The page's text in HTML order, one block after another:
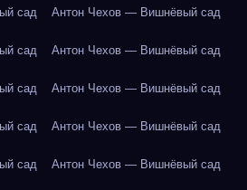
сад Антон Чехов — Вишнёвый сад
сад Антон Чехов — Вишнёвый сад
сад Антон Чехов — Вишнёвый сад
сад Антон Чехов — Вишнёвый сад
сад Антон Чехов — Вишнёвый сад